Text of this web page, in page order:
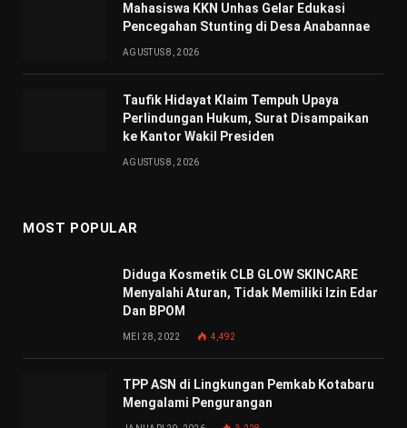
Mahasiswa KKN Unhas Gelar Edukasi
Pencegahan Stunting di Desa Anabannae
AGUSTUS 8, 2026
Taufik Hidayat Klaim Tempuh Upaya
Perlindungan Hukum, Surat Disampaikan
ke Kantor Wakil Presiden
AGUSTUS 8, 2026
MOST POPULAR
Diduga Kosmetik CLB GLOW SKINCARE
Menyalahi Aturan, Tidak Memiliki Izin Edar
Dan BPOM
MEI 28, 2022 4,492
TPP ASN di Lingkungan Pemkab Kotabaru
Mengalami Pengurangan